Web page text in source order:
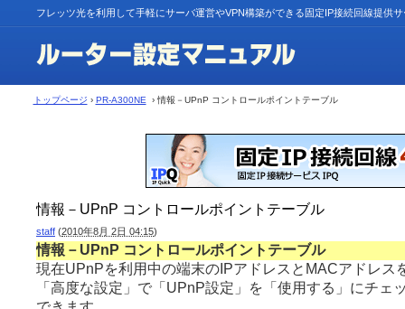
フレッツ光を利用して手軽にサーバ運営やVPN構築ができる固定IP接続回線提供
トップページ › PR-A300NE › 情報－UPnP コントロールポイントテーブル
情報－UPnP コントロールポイントテーブル
staff (2010年8月 2日 04:15)
情報－UPnP コントロールポイントテーブル
現在UPnPを利用中の端末のIPアドレスとMACアドレス
「高度な設定」で「UPnP設定」を「使用する」にチェ